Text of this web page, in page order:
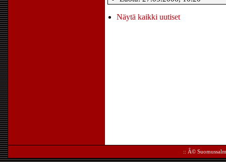
Näytä kaikki uutiset
:: Â©